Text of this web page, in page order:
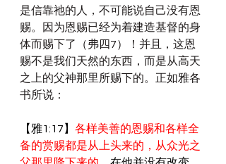
是信靠祂的人，不可能说自己没有恩
赐。因为恩赐已经为着建造基督的身
体而赐下了（弗四7）！并且，这恩
赐不是我们天然的东西，而是从高天
之上的父神那里所赐下的。正如雅各
书所说：
【雅1:17】 各样美善的恩赐和各样全
备的赏赐都是从上头来的，从众光之